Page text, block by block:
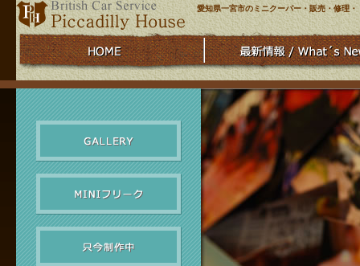
愛知県一宮市のミニクーパー・販売・修理